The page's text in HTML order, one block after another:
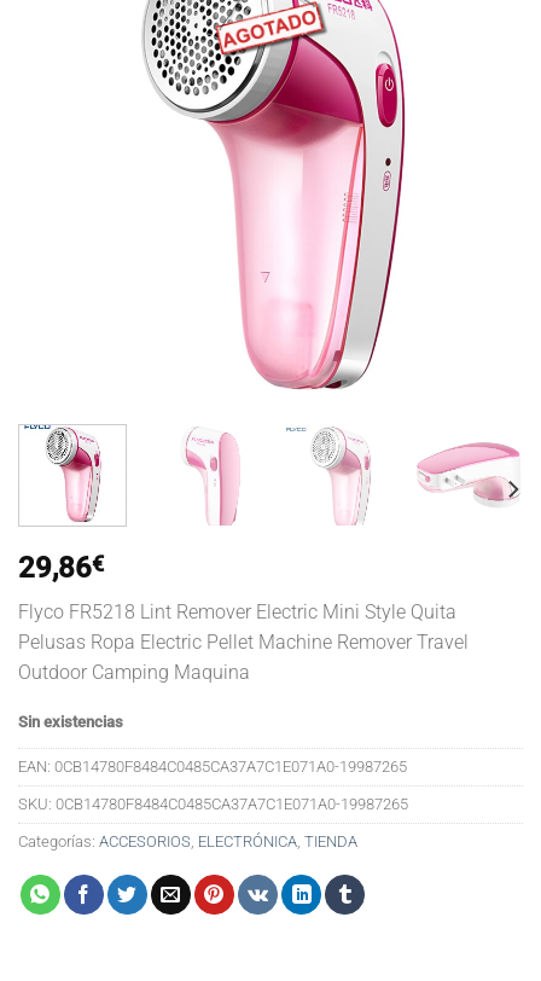
29,86€
Flyco FR5218 Lint Remover Electric Mini Style Quita
Pelusas Ropa Electric Pellet Machine Remover Travel
Outdoor Camping Maquina
Sin existencias
EAN: 0CB14780F8484C0485CA37A7C1E071A0-19987265
SKU: 0CB14780F8484C0485CA37A7C1E071A0-19987265
Categorías: ACCESORIOS ELECTRÓNICA TIENDA